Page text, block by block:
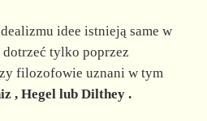
idee istnieją same w
tylko poprzez
filozofowie uznani w tym
, Hegel lub Dilthey .